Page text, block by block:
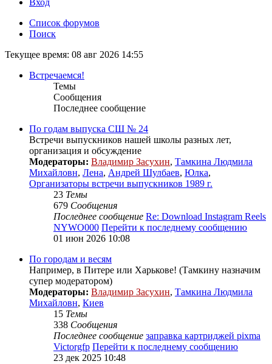
Вход
Список форумов
Поиск
Текущее время: 08 авг 2026 14:55
Встречаемся!
Темы
Сообщения
Последнее сообщение
По годам выпуска СШ № 24
Встречи выпускников нашей школы разных лет,
организация и обсуждение
Модераторы: Владимир Засухин, Тамкина Людмила
Михайловн, Лена, Андрей Шулбаев, Юлка,
Организаторы встречи выпускников 1989 г.
23 Темы
679 Сообщения
Последнее сообщение Re: Download Instagram Reels
NYWO000 Перейти к последнему сообщению
01 июн 2026 10:08
По городам и весям
Например, в Питере или Харькове! (Тамкину назначим
супер модератором)
Модераторы: Владимир Засухин, Тамкина Людмила
Михайловн, Киев
15 Темы
338 Сообщения
Последнее сообщение заправка картриджей pixma
Victorgfp Перейти к последнему сообщению
23 дек 2025 10:48